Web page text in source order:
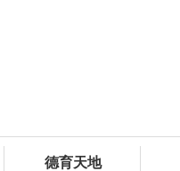
德育天地